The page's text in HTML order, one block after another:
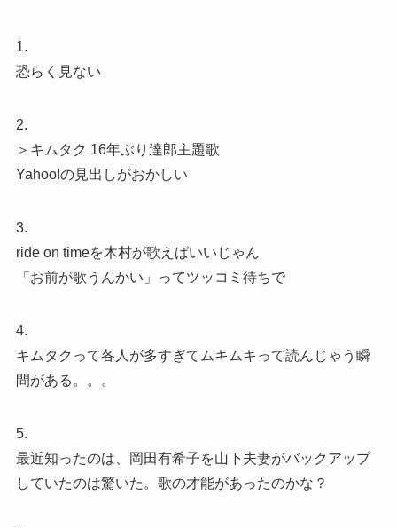
1.
恐らく見ない
2.
＞キムタク 16年ぶり達郎主題歌
Yahoo!の見出しがおかしい
3.
ride on timeを木村が歌えばいいじゃん
「お前が歌うんかい」ってツッコミ待ちで
4.
キムタクって各人が多すぎてムキムキって読んじゃう瞬
間がある。。。
5.
最近知ったのは、岡田有希子を山下夫妻がバックアップ
していたのは驚いた。歌の才能があったのかな？